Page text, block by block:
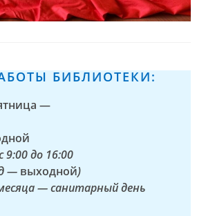
БИБЛИОТЕКИ:
—
9:00 до 16:00
— выходной)
— санитарный день